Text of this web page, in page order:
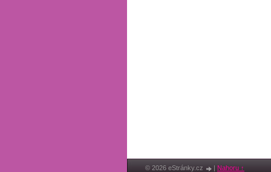
© 2026 eStránky.cz | Nahoru ↑